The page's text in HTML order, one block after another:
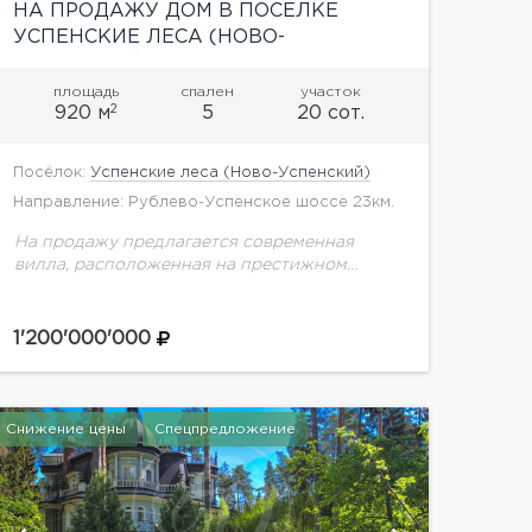
НА ПРОДАЖУ ДОМ В ПОСЕЛКЕ
УСПЕНСКИЕ ЛЕСА (НОВО-
площадь
920 м2
спален
5
участок
20 сот.
Посёлок: Успенские леса (Ново-Успенский)
Направление: Рублево-Успенское шоссе 23км.
На продажу предлагается современная
вилла, расположенная на престижном
и интерьеры от известного архитектурного
решения перетекают в...
1'200'000'000
Снижение цены Спецпредложение